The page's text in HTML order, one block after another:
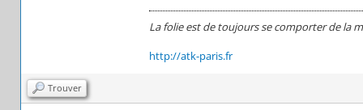
La folie est de toujours se comporter de la
http://atk-paris.fr
Trouver